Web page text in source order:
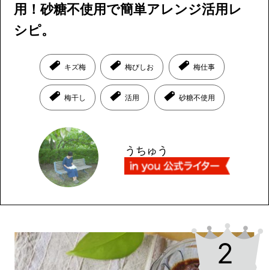
用！砂糖不使用で簡単アレンジ活用レ
シピ。
キズ梅 梅びしお 梅仕事
梅干し 活用 砂糖不使用
うちゅう